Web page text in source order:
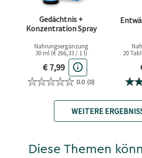
Gedächtnis +
Konzentration Spray
Nahrungsergänzung
30 ml (€ 266,33 / 1 l)
Aktueller Preis
€ 7,99
0.0 (0)
20
WEITERE
Diese Themen